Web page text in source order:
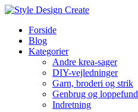
Forside
Blog
Kategorier
Andre krea-sager
DIY-vejledninger
Garn, broderi og strik
Genbrug og loppefund
Indretning